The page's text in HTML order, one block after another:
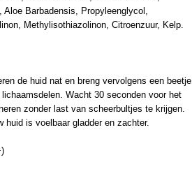
Aloe Barbadensis, Propyleenglycol,
Methylisothiazolinon, Citroenzuur, Kelp.
de huid nat en breng vervolgens een beetje
Wacht 30 seconden voor het
zonder last van scheerbultjes te krijgen.
huid is voelbaar gladder en zachter.